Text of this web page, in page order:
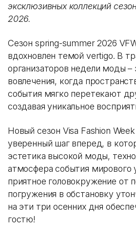
эксклюзивных коллекций
2026.
Сезон spring-summer 2026
вдохновлен темой vertigo. В
организаторов недели моды –
вовлечения, когда
события мягко перетекают
создавая уникальное
Новый сезон Visa Fashion
уверенный шаг вперед, в
эстетика высокой моды,
атмосфера события мирового
приятное головокружение от
погружения в обстановку
на эти три осенних дня
гостю!